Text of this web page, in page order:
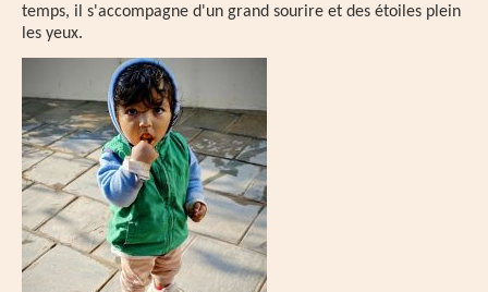
temps, il s'accompagne d'un grand sourire et des étoiles plein
les yeux.